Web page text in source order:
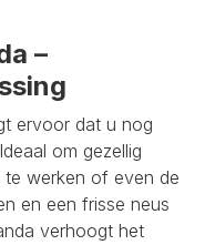
–
ervoor dat u nog
om gezellig
werken of even de
en een frisse neus
verhoogt het